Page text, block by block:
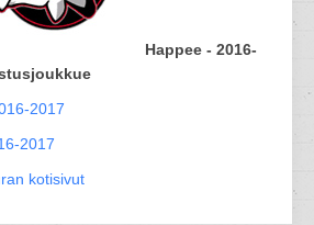
Happee - 2016-
2017
2017
kotisivut